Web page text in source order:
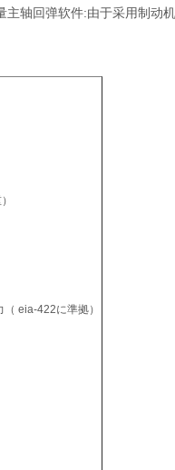
轴回弹软件:由于采用制动
eia-422に準拠）